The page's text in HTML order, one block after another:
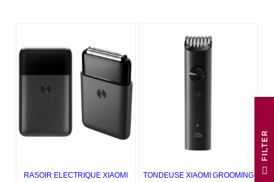
RASOIR ELECTRIQUE XIAOMI
TONDEUSE XIAOMI GROOMING
R